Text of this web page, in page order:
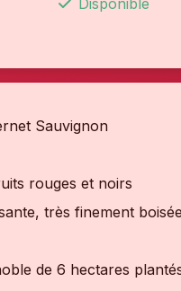
Disponible
Sauvignon
rouges et noirs
très finement
de 6 hectares